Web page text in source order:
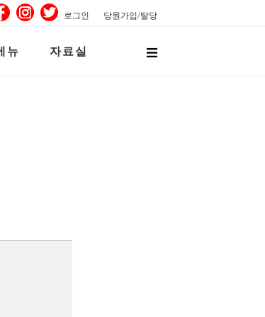
로그인 당원가입/탈당
뉴 자료실